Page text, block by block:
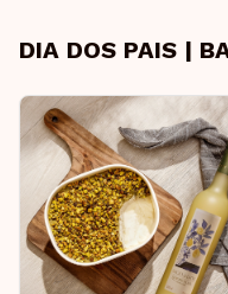
DIA DOS PAIS |